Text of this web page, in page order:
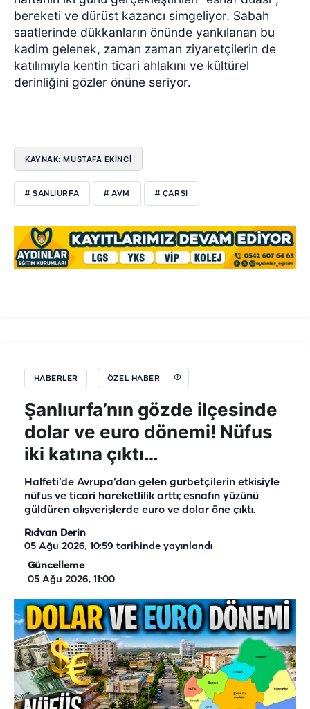
bereketi ve dürüst kazancı simgeliyor. Sabah
saatlerinde dükkanların önünde yankılanan bu
kadim gelenek, zaman zaman ziyaretçilerin de
katılımıyla kentin ticari ahlakını ve kültürel
derinliğini gözler önüne seriyor.
KAYNAK: MUSTAFA EKİNCİ
# ŞANLIURFA # AVM # ÇARŞI
HABERLER ÖZEL HABER
Şanlıurfa’nın gözde ilçesinde
dolar ve euro dönemi! Nüfus
iki katına çıktı…
Halfeti’de Avrupa’dan gelen gurbetçilerin etkisiyle
nüfus ve ticari hareketlilik arttı; esnafın yüzünü
güldüren alışverişlerde euro ve dolar öne çıktı.
Rıdvan Derin
05 Ağu 2026, 10:59 tarihinde yayınlandı
Güncelleme
05 Ağu 2026, 11:00